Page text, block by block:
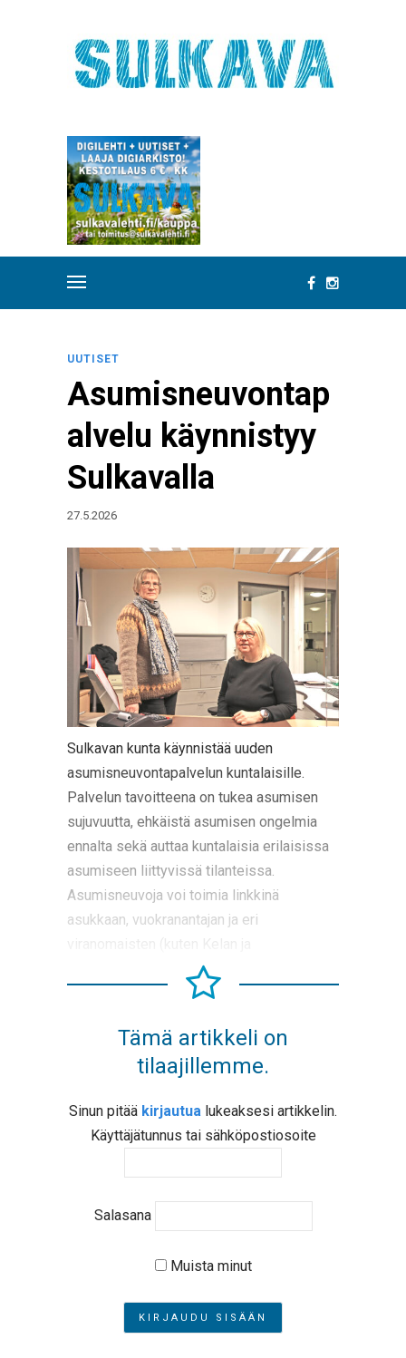
UUTISET
Asumisneuvontap
alvelu käynnistyy
Sulkavalla
27.5.2026
Sulkavan kunta käynnistää uuden
asumisneuvontapalvelun kuntalaisille.
Palvelun tavoitteena on tukea asumisen
sujuvuutta, ehkäistä asumisen ongelmia
ennalta sekä auttaa kuntalaisia erilaisissa
asumiseen liittyvissä tilanteissa.
Asumisneuvoja voi toimia linkkinä
asukkaan, vuokranantajan ja eri
Tämä artikkeli on
tilaajillemme.
Sinun pitää kirjautua lukeaksesi artikkelin.
Käyttäjätunnus tai sähköpostiosoite
Salasana
Muista minut